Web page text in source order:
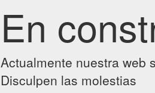
En
Actualmente nuestra web
Disculpen las molestias